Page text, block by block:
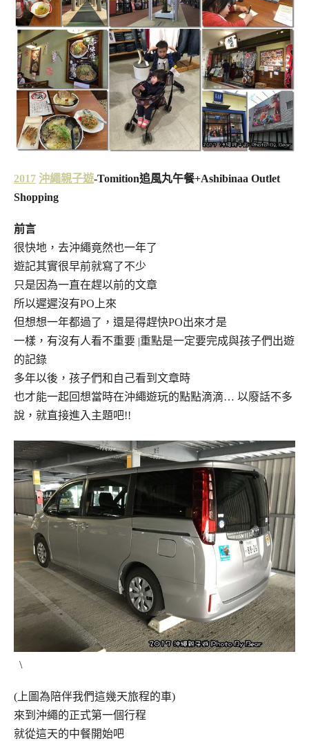
2017 沖繩親子遊-Tomition追風丸午餐+Ashibinaa Outlet
Shopping
前言
很快地，去沖繩竟然也一年了
遊記其實很早前就寫了不少
只是因為一直在趕以前的文章
所以遲遲沒有PO上來
但想想一年都過了，還是得趕快PO出來才是
一樣，有沒有人看不重要 |重點是一定要完成與孩子們出遊
的記錄
多年以後，孩子們和自己看到文章時
也才能一起回想當時在沖繩遊玩的點點滴滴… 以廢話不多
說，就直接進入主題吧!!
\
(上圖為陪伴我們這幾天旅程的車)
來到沖繩的正式第一個行程
就從這天的中餐開始吧